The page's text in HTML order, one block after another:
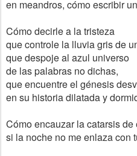
en meandros, cómo escribir
Cómo decirle a la tristeza
que controle la lluvia gris de
que despoje al azul universo
de las palabras no dichas,
que encuentre el génesis
en su historia dilatada y
Cómo encauzar la catarsis de
si la noche no me enlaza con